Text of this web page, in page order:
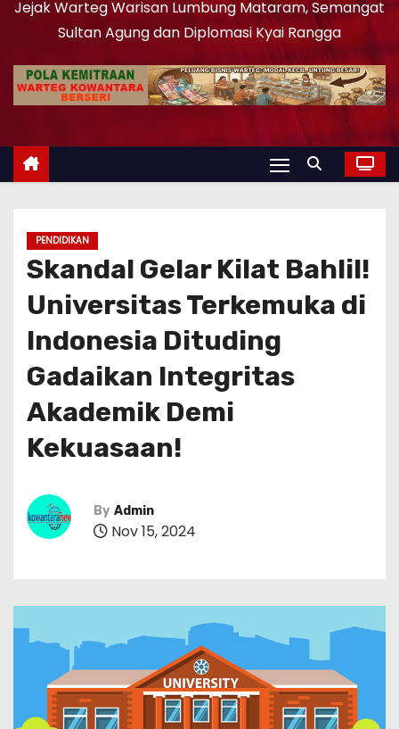
Jejak Warteg Warisan Lumbung Mataram, Semangat
Sultan Agung dan Diplomasi Kyai Rangga
PENDIDIKAN
Skandal Gelar Kilat Bahlil!
Universitas Terkemuka di
Indonesia Dituding
Gadaikan Integritas
Akademik Demi
Kekuasaan!
By Admin
Nov 15, 2024